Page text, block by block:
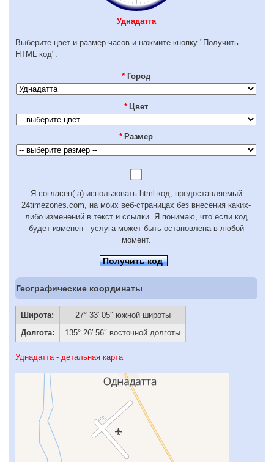
Уднадатта
Выберите цвет и размер часов и нажмите кнопку "Получить
HTML код":
* Город
* Цвет
* Размер
Я согласен(-а) использовать html-код, предоставляемый
24timezones.com, на моих веб-страницах без внесения каких-
либо изменений в текст и ссылки. Я понимаю, что если код
будет изменен - услуга может быть остановлена в любой
момент.
Получить код
Географические координаты
Широта:
27° 33′ 05″ южной широты
Долгота:
135° 26′ 56″ восточной долготы
Уднадатта - детальная карта